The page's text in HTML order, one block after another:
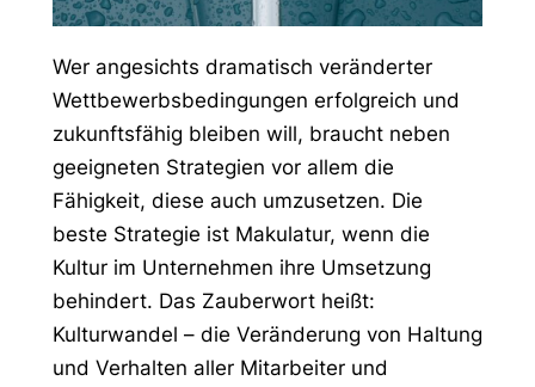
Wer angesichts dramatisch veränderter
Wettbewerbsbedingungen erfolgreich und
zukunftsfähig bleiben will, braucht neben
geeigneten Strategien vor allem die
Fähigkeit, diese auch umzusetzen. Die
beste Strategie ist Makulatur, wenn die
Kultur im Unternehmen ihre Umsetzung
behindert. Das Zauberwort heißt:
Kulturwandel – die Veränderung von Haltung
und Verhalten aller Mitarbeiter und